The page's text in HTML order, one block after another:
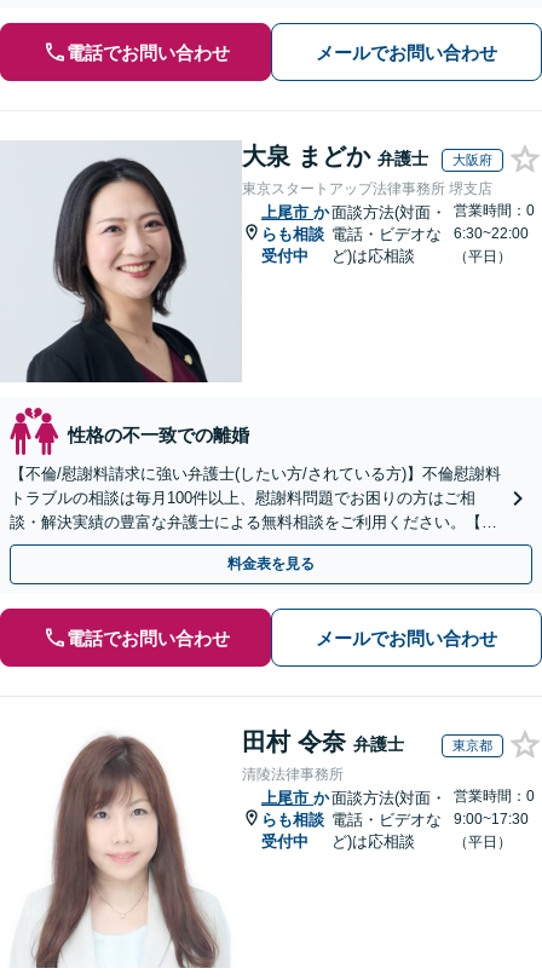
電話でお問い合わせ メールでお問い合わせ
大泉 まどか 弁護士 大阪府
東京スタートアップ法律事務所 堺支店
上尾市 か
らも相談
受付中
面談方法(対面・
電話・ビデオな
ど)は応相談
営業時間：0
6:30~22:00
（平日）
性格の不一致での離婚
【不倫/慰謝料請求に強い弁護士(したい方/されている方)】不倫慰謝料
トラブルの相談は毎月100件以上、慰謝料問題でお困りの方はご相
談・解決実績の豊富な弁護士による無料相談をご利用ください。【不
倫相談は初回0円】【全国対応】
料金表を見る
電話でお問い合わせ メールでお問い合わせ
田村 令奈 弁護士 東京都
清陵法律事務所
上尾市 か
らも相談
受付中
面談方法(対面・
電話・ビデオな
ど)は応相談
営業時間：0
9:00~17:30
（平日）